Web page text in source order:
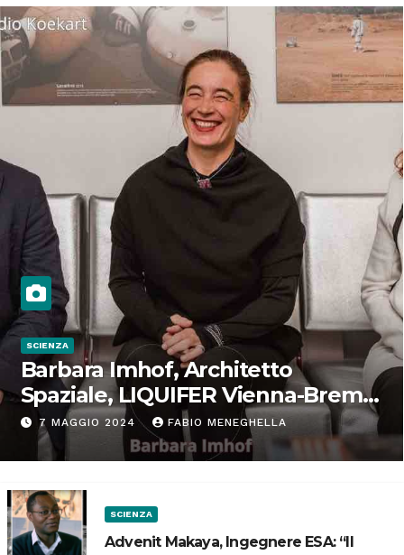
SCIENZA
Barbara Imhof, Architetto
Spaziale, LIQUIFER Vienna-Brema:
“Progettiamo habitat per lo
Spazio”
7 MAGGIO 2024 FABIO MENEGHELLA
SCIENZA
Advenit Makaya, Ingegnere ESA: “Il